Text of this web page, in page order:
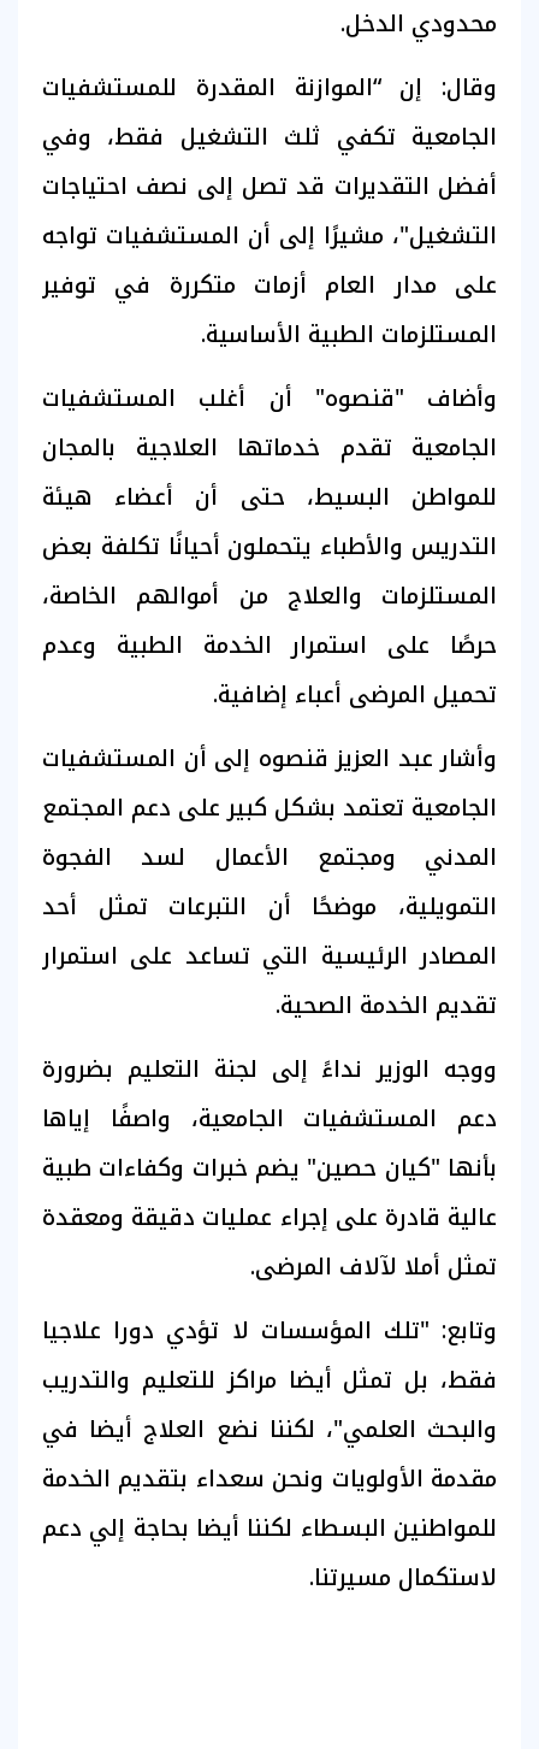
محدودي الدخل.
وقال: إن “الموازنة المقدرة للمستشفيات
الجامعية تكفي ثلث التشغيل فقط، وفي
أفضل التقديرات قد تصل إلى نصف احتياجات
التشغيل"، مشيرًا إلى أن المستشفيات تواجه
على مدار العام أزمات متكررة في توفير
المستلزمات الطبية الأساسية.
وأضاف "قنصوه" أن أغلب المستشفيات
الجامعية تقدم خدماتها العلاجية بالمجان
للمواطن البسيط، حتى أن أعضاء هيئة
التدريس والأطباء يتحملون أحيانًا تكلفة بعض
المستلزمات والعلاج من أموالهم الخاصة،
حرصًا على استمرار الخدمة الطبية وعدم
تحميل المرضى أعباء إضافية.
وأشار عبد العزيز قنصوه إلى أن المستشفيات
الجامعية تعتمد بشكل كبير على دعم المجتمع
المدني ومجتمع الأعمال لسد الفجوة
التمويلية، موضحًا أن التبرعات تمثل أحد
المصادر الرئيسية التي تساعد على استمرار
تقديم الخدمة الصحية.
ووجه الوزير نداءً إلى لجنة التعليم بضرورة
دعم المستشفيات الجامعية، واصفًا إياها
بأنها "كيان حصين" يضم خبرات وكفاءات طبية
عالية قادرة على إجراء عمليات دقيقة ومعقدة
تمثل أملا لآلاف المرضى.
وتابع: "تلك المؤسسات لا تؤدي دورا علاجيا
فقط، بل تمثل أيضا مراكز للتعليم والتدريب
والبحث العلمي"، لكننا نضع العلاج أيضا في
مقدمة الأولويات ونحن سعداء بتقديم الخدمة
للمواطنين البسطاء لكننا أيضا بحاجة إلي دعم
لاستكمال مسيرتنا.